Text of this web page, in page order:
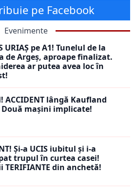
pe Facebook
Evenimente
URIAȘ pe A1! Tunelul de la
de Argeș, aproape finalizat.
ar putea avea loc în
ACCIDENT lângă Kaufland
mașini implicate!
Și-a UCIS iubitul și i-a
trupul în curtea casei!
TERIFIANTE din anchetă!